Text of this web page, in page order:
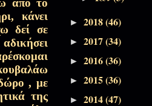
Εκπομπών, Πάσχα-
Εκπομπών, Πάσχα-
κάνει
δεί σε
, με
της
► 2018(46)
► 2017(34)
► 2016(36)
► 2015(36)
► 2014(47)